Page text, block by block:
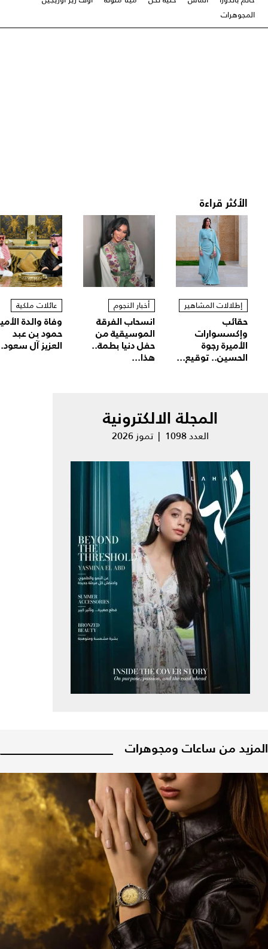
المجوهرات
الأكثر قراءة
إطلالات المشاهير
حقائب
وإكسسوارات
الأميرة رجوة
الحسين.. توقيع...
أخبار النجوم
انسحاب الفرقة
الموسيقية من
حفل دنيا بطمة..
هذا...
عائلات ملكية
وفاة والدة
حمود بن عبد
العزيز آل
المجلة الالكترونية
العدد 1098 | تموز 2026
المزيد من ساعات ومجوهرات